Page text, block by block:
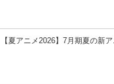
【夏アニメ2026】7月期夏の新